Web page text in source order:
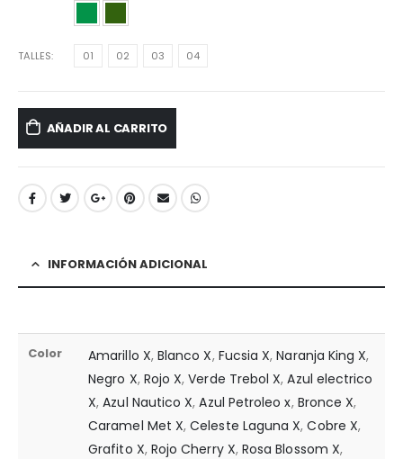
TALLES 01 02 03 04
AÑADIR AL CARRITO
INFORMACIÓN ADICIONAL
Color Amarillo X, Blanco X, Fucsia X,Naranja King X,
Negro X, Rojo X,Verde Trebol X,Azul electrico
X,Azul Nautico X,Azul Petroleo x, Bronce X,
Caramel Met X,Celeste Laguna X,Cobre X,
Grafito X, Rojo Cherry X, Rosa Blossom X,